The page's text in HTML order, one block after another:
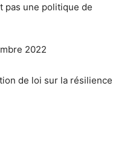
pas une politique de
2022
de loi sur la résilience